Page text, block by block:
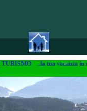
..la tua vacanza in